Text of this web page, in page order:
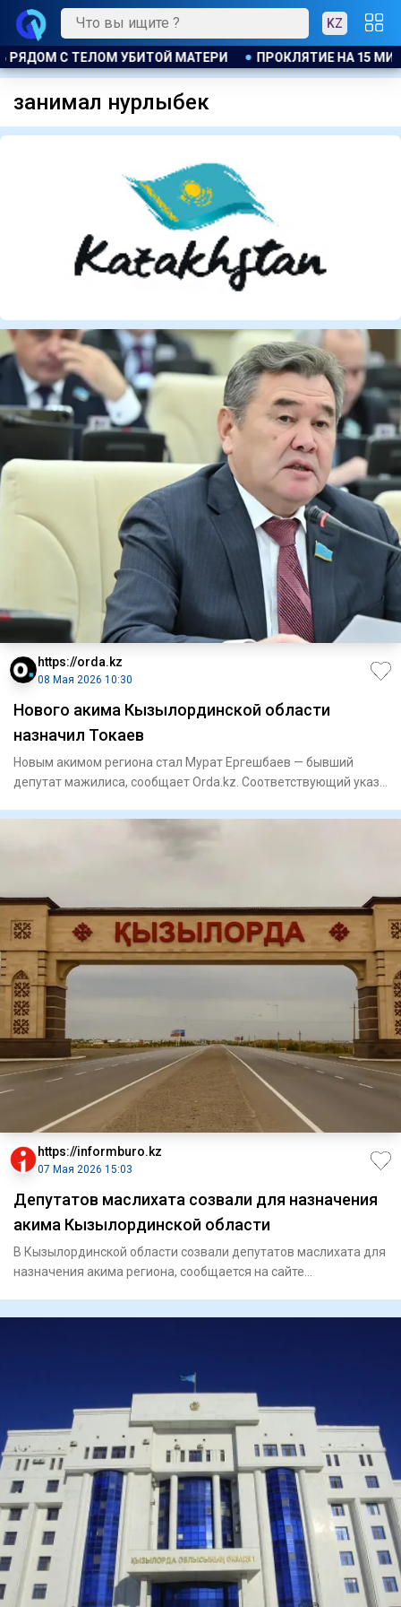
KZ
С ТЕЛОМ УБИТОЙ МАТЕРИ ПРОКЛЯТИЕ НА 15
занимал нурлыбек
https://orda.kz
08 Мая 2026 10:30
Нового акима Кызылординской области
назначил Токаев
Новым акимом региона стал Мурат Ергешбаев — бывший
депутат мажилиса, сообщает Orda.kz. Соответствующий указ
https://informburo.kz
07 Мая 2026 15:03
Депутатов маслихата созвали для назначения
акима Кызылординской области
В Кызылординской области созвали депутатов маслихата для
назначения акима региона, сообщается на сайте